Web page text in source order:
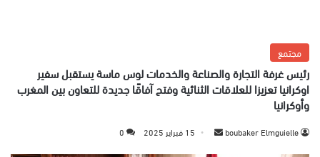
مجتمع
رئيس غرفة التجارة والصناعة والخدمات لوس ماسة يستقبل سفير
اوكرانيا تعزيزا للعلاقات الثنائية وفتح آفاقًا جديدة للتعاون بين المغرب
وأوكرانيا
boubaker Elmguielle 15 فبراير 2025 0